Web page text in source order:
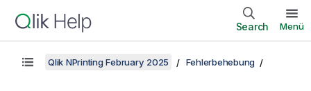
Search Menü
Qlik NPrinting February 2025 Fehlerbehebung